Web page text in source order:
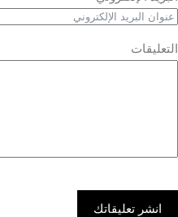
التعليقات
انشر تعليقاتك